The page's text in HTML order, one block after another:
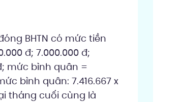
BHTN có mức tiền
đ; 7.000.000 đ;
mức bình quân =
bình quân: 7.416.667 x
tháng cuối cùng là